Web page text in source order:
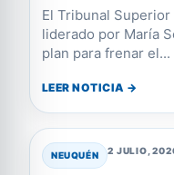
El Tribunal
liderado por María
plan para frenar el...
LEER NOTICIA →
NEUQUÉN 2 JULIO,